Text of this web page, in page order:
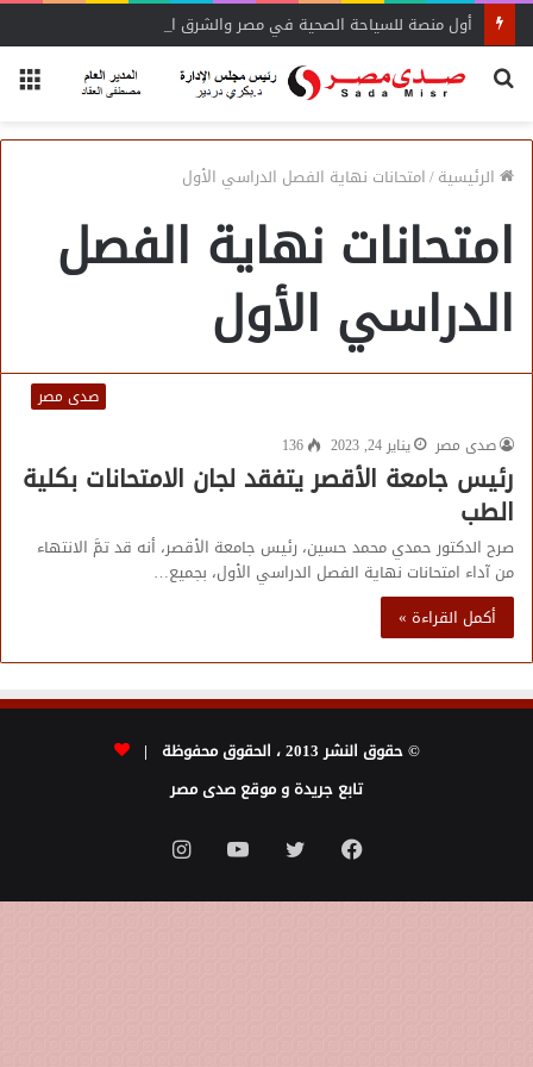
أول منصة للسياحة الصحية في مصر والشرق الأوسط وأفريقيا..
بحث
الرئيسية/امتحانات نهاية الفصل الدراسي الأول
امتحانات نهاية الفصل
الدراسي الأول
صدى مصر
صدى مصر
يناير 24, 2023 136
رئيس جامعة الأقصر يتفقد لجان الامتحانات بكلية
الطب
صرح الدكتور حمدي محمد حسين، رئيس جامعة الأقصر، أنه قد تمَّ الانتهاء
من آداء امتحانات نهاية الفصل الدراسي الأول، بجميع…
أكمل القراءة »
© حقوق النشر 2013 ، الحقوق محفوظة |
تابع جريدة و موقع صدى مصر
فيسبوك تويتر يوتيوبانستقرام